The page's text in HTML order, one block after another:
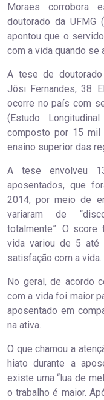
Moraes corrobora
doutorado da UFMG
apontou que o
com a vida quando se
A tese de
Jôsi Fernandes, 38.
ocorre no país com
(Estudo
composto por 15
ensino superior das
A tese envolveu
aposentados, que
2014, por meio de
variaram de
totalmente”. O
vida variou de 5 até
satisfação com a vida.
No geral, de acordo
com a vida foi maior
aposentado em
na ativa.
O que chamou a
hiato durante a
existe uma “lua de
o trabalho é maior.